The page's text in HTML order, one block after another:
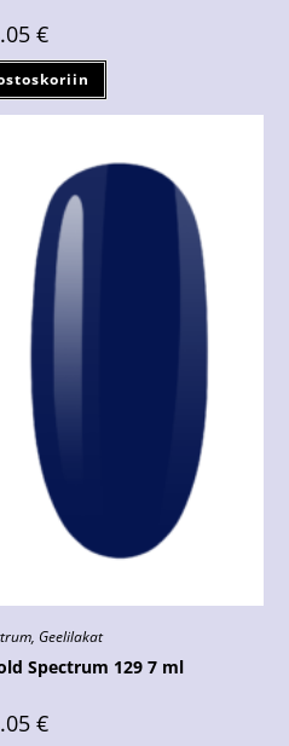
€
, Geelilakat
Spectrum 129 7 ml
€